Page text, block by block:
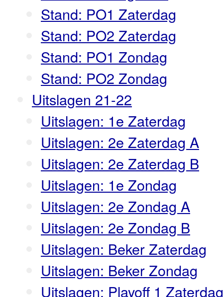
Stand: PO1 Zaterdag
Stand: PO2 Zaterdag
Stand: PO1 Zondag
Stand: PO2 Zondag
Uitslagen 21-22
Uitslagen: 1e Zaterdag
Uitslagen: 2e Zaterdag A
Uitslagen: 2e Zaterdag B
Uitslagen: 1e Zondag
Uitslagen: 2e Zondag A
Uitslagen: 2e Zondag B
Uitslagen: Beker Zaterdag
Uitslagen: Beker Zondag
Uitslagen: Playoff 1 Zaterdag